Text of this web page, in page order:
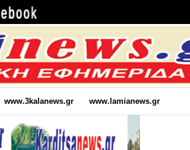
www.3kalanews.gr www.lamianews.gr